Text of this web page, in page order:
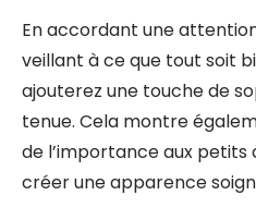
En accordant une
veillant à ce que tout soit
ajouterez une touche de
tenue. Cela montre
de l’importance aux
créer une apparence